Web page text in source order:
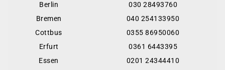
Berlin
030 28493760
Bremen
040 254133950
Cottbus
0355 86950060
Erfurt
0361 6443395
Essen
0201 24344410